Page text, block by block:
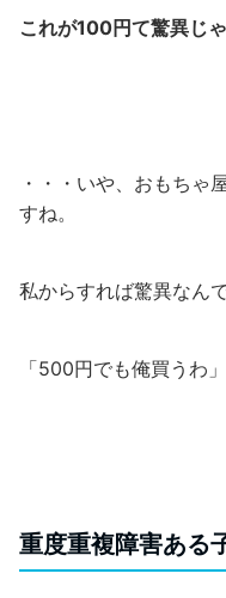
これが100円て驚異じ
・・・いや、おもちゃ
すね。
私からすれば驚異なんで
「500円でも俺買うわ
重度重複障害ある